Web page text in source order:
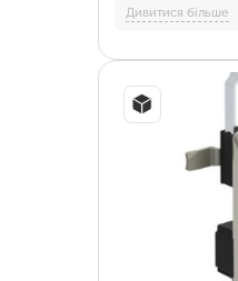
Материал
Материал замка:
Отрасли:
оборудование,
Дивитися більше